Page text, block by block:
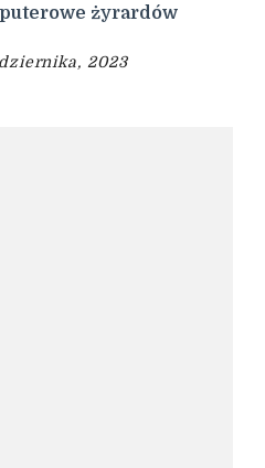
żyrardów
2023